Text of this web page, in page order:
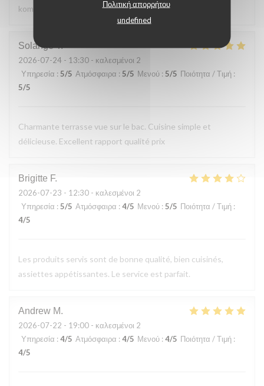
Πολιτική απορρήτου
undefined
kommen gerne wieder
Solange T
2026-07-24 - 13:30 - καλεσμένοι 2
Υπηρεσία : 5/5 Ατμόσφαιρα : 5/5 Μενού : 5/5 Ποιότητα / Τιμή :
5/5
Charmante terrasse vue sur le bac. Cuisine simple et
délicieuse. Excellent rapport qualité prix
Brigitte F
2026-07-23 - 12:30 - καλεσμένοι 2
Υπηρεσία : 5/5 Ατμόσφαιρα : 4/5 Μενού : 5/5 Ποιότητα / Τιμή :
4/5
Les produits servis sont de bonne qualité, bien cuisinés,
assiettes appétissantes. Le service est parfait.
Andrew M
2026-07-22 - 19:00 - καλεσμένοι 2
Υπηρεσία : 4/5 Ατμόσφαιρα : 4/5 Μενού : 4/5 Ποιότητα / Τιμή :
4/5